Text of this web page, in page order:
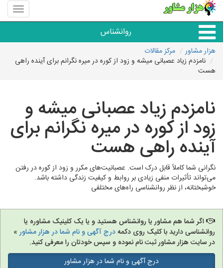
منوی
سایت
مشاور
روانشناس
همه مراکز روانشناسی
هزار مشاور
مرکز مقالات
نامزدم زیاد عصبانی میشه و زود از کوره در میره نگرانم برای آینده راهی
هست
نامزدم زیاد عصبانی میشه و
زود از کوره در میره نگرانم برای
آینده راهی هست
نگرانی شما کاملاً قابل درک است. عصبانیت‌های مکرر و زود از کوره در رفتن
می‌تواند تأثیرات منفی زیادی بر روابط و کیفیت زندگی داشته باشد.
خوشبختانه، از نظر روانشناسی راه‌های مختلفی
اگر شما هم مشاور یا روانشناس هستید و یا یک کلینیک مشاوره یا
روانشناسی دارید با کلیک روی دکمهدرج آگهی و نام شما در هزار مشاور»
در سایت هزار مشاور ثبت نام نموده و سپس خودتان را معرفی کنید.
درج آگهی و نام شما در هزار مشاور